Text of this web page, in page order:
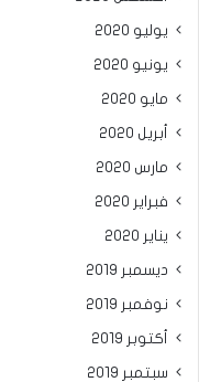
يوليو 2020
يونيو 2020
مايو 2020
أبريل 2020
مارس 2020
فبراير 2020
يناير 2020
ديسمبر 2019
نوفمبر 2019
أكتوبر 2019
سبتمبر 2019